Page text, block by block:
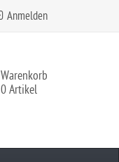
Anmelden
Warenkorb
0 Artikel